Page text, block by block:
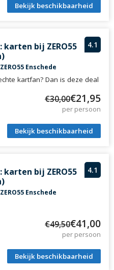
Bekijk beschikbaarheid
4.1
karten bij ZERO55
ZERO55 Enschede
kartfan? Dan is deze deal
€30,00€21,95
per persoon
Bekijk beschikbaarheid
4.1
karten bij ZERO55
ZERO55 Enschede
€49,50€41,00
per persoon
Bekijk beschikbaarheid